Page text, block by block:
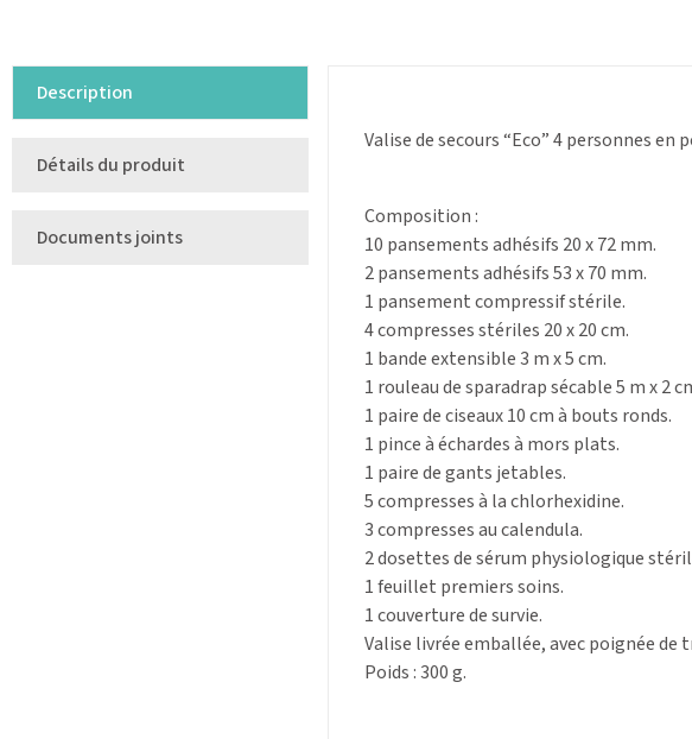
Description
Détails du produit
Documents joints
Valise de secours “Eco” 4 personnes en
Composition :
10 pansements adhésifs 20 x 72 mm.
2 pansements adhésifs 53 x 70 mm.
1 pansement compressif stérile.
4 compresses stériles 20 x 20 cm.
1 bande extensible 3 m x 5 cm.
1 rouleau de sparadrap sécable 5 m x 2
1 paire de ciseaux 10 cm à bouts ronds.
1 pince à échardes à mors plats.
1 paire de gants jetables.
5 compresses à la chlorhexidine.
3 compresses au calendula.
2 dosettes de sérum physiologique
1 feuillet premiers soins.
1 couverture de survie.
Valise livrée emballée, avec poignée de
Poids : 300 g.